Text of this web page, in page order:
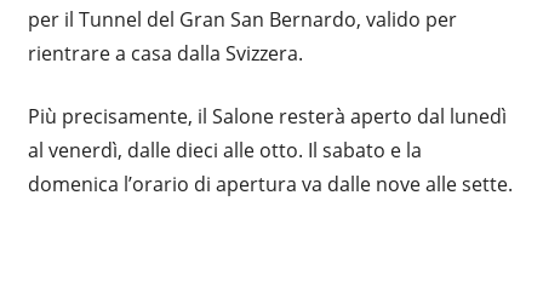
per il Tunnel del Gran San Bernardo, valido per
rientrare a casa dalla Svizzera.
Più precisamente, il Salone resterà aperto dal lunedì
al venerdì, dalle dieci alle otto. Il sabato e la
domenica l’orario di apertura va dalle nove alle sette.